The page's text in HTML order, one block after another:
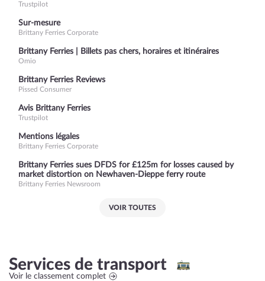
Trustpilot
Sur-mesure
Brittany Ferries Corporate
Brittany Ferries | Billets pas chers, horaires et itinéraires
Omio
Brittany Ferries Reviews
Pissed Consumer
Avis Brittany Ferries
Trustpilot
Mentions légales
Brittany Ferries Corporate
Brittany Ferries sues DFDS for £125m for losses caused by
market distortion on Newhaven-Dieppe ferry route
Brittany Ferries Newsroom
VOIR TOUTES
Services de transport
Voir le classement complet